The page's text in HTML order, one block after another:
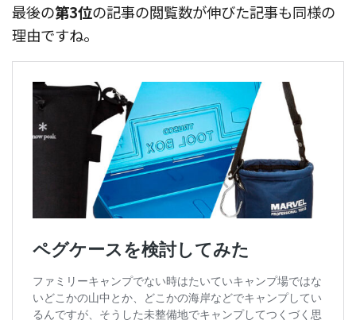
最後の第3位の記事の閲覧数が伸びた記事も同様の
理由ですね。